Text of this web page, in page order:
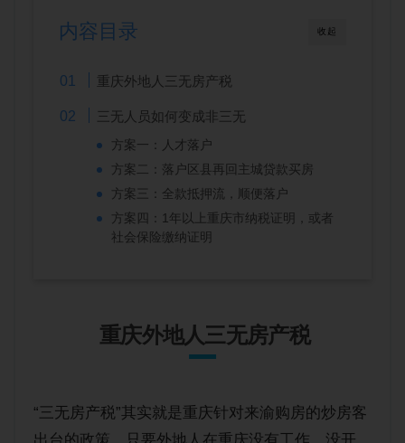
收起
内容目录
重庆外地人三无房产税
三无人员如何变成非三无
方案一：人才落户
方案二：落户区县再回主城贷款买房
方案三：全款抵押流，顺便落户
方案四：1年以上重庆市纳税证明，或者
社会保险缴纳证明
重庆外地人三无房产税
“三无房产税”其实就是重庆针对来渝购房的炒房客